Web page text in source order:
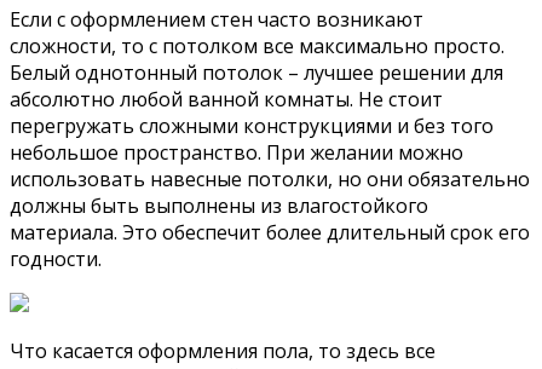
Если с оформлением стен часто возникают
сложности, то с потолком все максимально просто.
Белый однотонный потолок – лучшее решении для
абсолютно любой ванной комнаты. Не стоит
перегружать сложными конструкциями и без того
небольшое пространство. При желании можно
использовать навесные потолки, но они обязательно
должны быть выполнены из влагостойкого
материала. Это обеспечит более длительный срок его
годности.
Что касается оформления пола, то здесь все